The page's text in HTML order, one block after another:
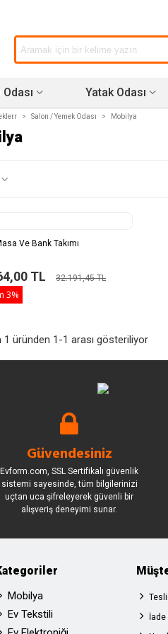
Yatak Odası
> Salon / Yemek Odası > Mobilya
Ve Bank Takımı
TL 32.191,45 TL
3%
1 üründen 1-1 arası gösteriliyor
Güvendesiniz
Evform.com, SSL Sertifikalı güvenlik
sistemi sayesinde, tüm bilgilerinizi
uçtan uca şifreleyerek güvenli bir
alışveriş deneyimi sunar.
Mobilya
Ev Tekstili
İade